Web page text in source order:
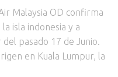
Malaysia OD confirma
isla indonesia y a
pasado 17 de Junio.
en Kuala Lumpur, la